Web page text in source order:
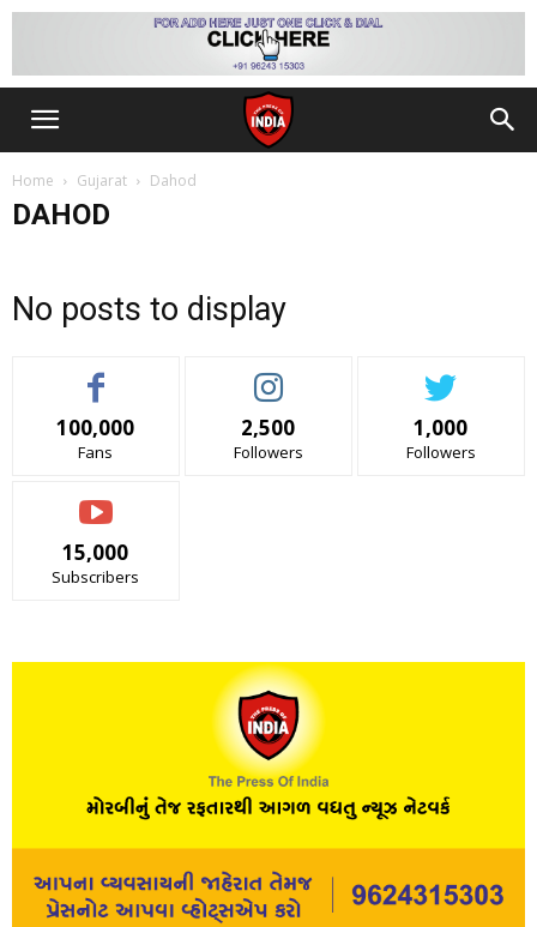
Home Gujarat Dahod
DAHOD
No posts to display
100,000
Fans
2,500
Followers
1,000
Followers
15,000
Subscribers